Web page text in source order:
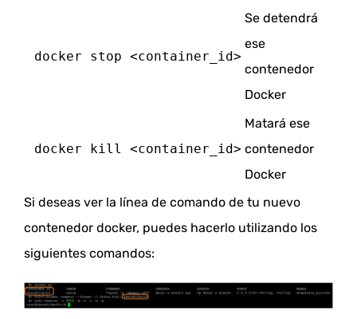
docker stop <container_id>
Se detendrá
ese
contenedor
Docker
docker kill <container_id>
Matará ese
contenedor
Docker
Si deseas ver la línea de comando de tu nuevo
contenedor docker, puedes hacerlo utilizando los
siguientes comandos: